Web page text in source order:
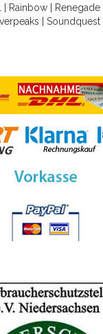
Rainbow| Renegade|
Soundquest